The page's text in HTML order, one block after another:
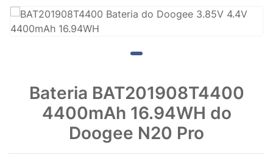
Bateria BAT201908T4400
4400mAh 16.94WH do
Doogee N20 Pro